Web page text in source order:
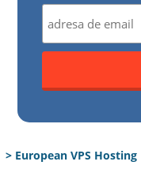
> European VPS Hosting